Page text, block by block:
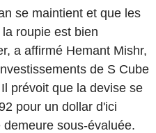
se maintient et que les
roupie est bien
a affirmé Hemant Mishr,
de S Cube
prévoit que la devise se
pour un dollar d'ici
sous-évaluée.